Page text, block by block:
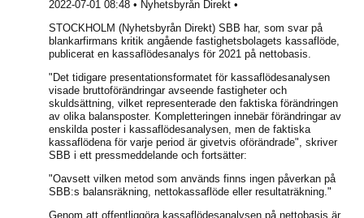
2022-07-01 08:48 • Nyhetsbyrån Direkt •
STOCKHOLM (Nyhetsbyrån Direkt) SBB har, som svar på
blankarfirmans kritik angående fastighetsbolagets kassaflöde,
publicerat en kassaflödesanalys för 2021 på nettobasis.
"Det tidigare presentationsformatet för kassaflödesanalysen
visade bruttoförändringar avseende fastigheter och
skuldsättning, vilket representerade den faktiska förändringen
av olika balansposter. Kompletteringen innebär förändringar av
enskilda poster i kassaflödesanalysen, men de faktiska
kassaflödena för varje period är givetvis oförändrade", skriver
SBB i ett pressmeddelande och fortsätter:
"Oavsett vilken metod som används finns ingen påverkan på
SBB:s balansräkning, nettokassaflöde eller resultaträkning."
Genom att offentliggöra kassaflödesanalysen på nettobasis är